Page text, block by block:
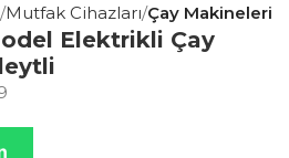
Mutfak Cihazları Çay Makineleri
Elektrikli Çay